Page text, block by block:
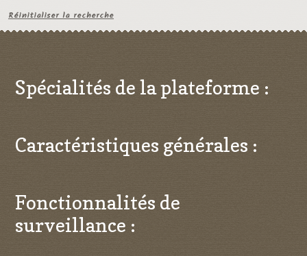
Réinitialiser la recherche
Spécialités de la plateforme :
Caractéristiques générales :
Fonctionnalités de
surveillance :